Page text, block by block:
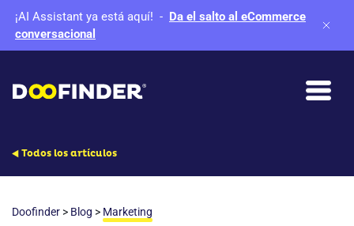
¡AI Assistant ya está aquí! - Da el salto al eCommerce
conversacional
Todos los artículos
Doofinder > Blog > Marketing